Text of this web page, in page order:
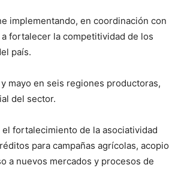
implementando, en coordinación con
fortalecer la competitividad de los
país.
mayo en seis regiones productoras,
del sector.
fortalecimiento de la asociatividad
para campañas agrícolas, acopio
a nuevos mercados y procesos de